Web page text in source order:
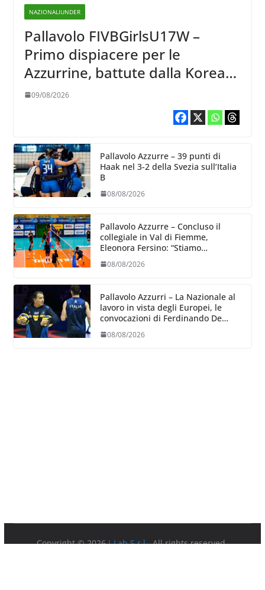
NAZIONALIUNDER
Pallavolo FIVBGirlsU17W –
Primo dispiacere per le
Azzurrine, battute dalla Korea
3-1
09/08/2026
Pallavolo Azzurre – 39 punti di
Haak nel 3-2 della Svezia sull’Italia
B
08/08/2026
Pallavolo Azzurre – Concluso il
collegiale in Val di Fiemme,
Eleonora Fersino: “Stiamo
dove poter migliorare”.
08/08/2026
Pallavolo Azzurri – La Nazionale al
lavoro in vista degli Europei, le
convocazioni di Ferdinando De
08/08/2026
Copyright © 2026I-Lab S.r.l.. All rights reserved.